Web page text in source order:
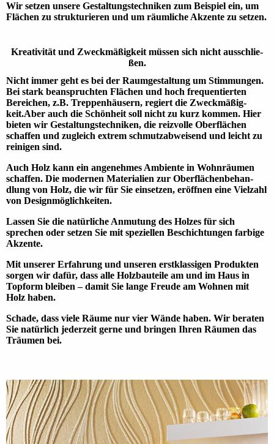
Wir setzen unsere Gestaltungs­techniken zum Beispiel ein, um
Flächen zu struktu­rieren und um räum­liche Akzente zu setzen.
Kreativität und Zweck­mäßig­keit müssen sich nicht ausschlie­
ßen.
Nicht immer geht es bei der Raum­gestaltung um Stimmungen.
Bei stark bean­spruch­ten Flächen und hoch frequen­tierten
Berei­chen, z.B. Treppen­häusern, regiert die Zweck­mäßig­
keit.Aber auch die Schön­heit soll nicht zu kurz kommen. Hier
bieten wir Gestaltungs­techni­ken, die reiz­volle Ober­flächen
schaffen und zugleich extrem schmutz­abweisend und leicht zu
reini­gen sind.
Auch Holz kann ein ange­nehmes Ambiente in Wohn­räumen
schaffen. Die moder­nen Materia­lien zur Ober­flächen­behan­
dlung von Holz, die wir für Sie ein­setzen, eröff­nen eine Viel­zahl
von Design­möglich­keiten.
Lassen Sie die natür­liche Anmu­tung des Holzes für sich
sprechen oder setzen Sie mit speziellen Beschich­tungen farbige
Akzente.
Mit unserer Erfah­rung und unse­ren erst­klassigen Pro­­dukten
sorgen wir dafür, dass alle Holz­bau­teile am und im Haus in
Top­form blei­ben – damit Sie lange Freude am Wohnen mit
Holz haben.
Schade, dass viele Räume nur vier Wände haben. Wir bera­ten
Sie natür­lich jeder­zeit gerne und bringen Ihren Räumen das
Träu­men bei.